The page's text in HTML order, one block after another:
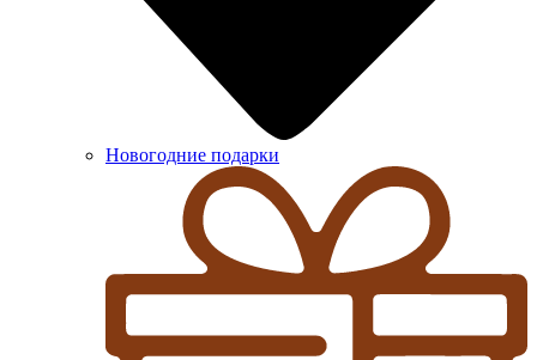
Новогодние подарки